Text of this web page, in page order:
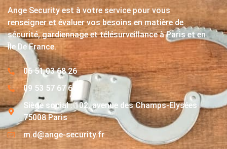
Ange Security est à votre service pour vous
renseigner et évaluer vos besoins en matière de
sécurité, gardiennage et télésurveillance à Paris et en
Île De France.
06 51 03 68 26
09 53 57 67 63
Siège social : 102, avenue des Champs-Elysées
75008 Paris
m.d@ange-security.fr